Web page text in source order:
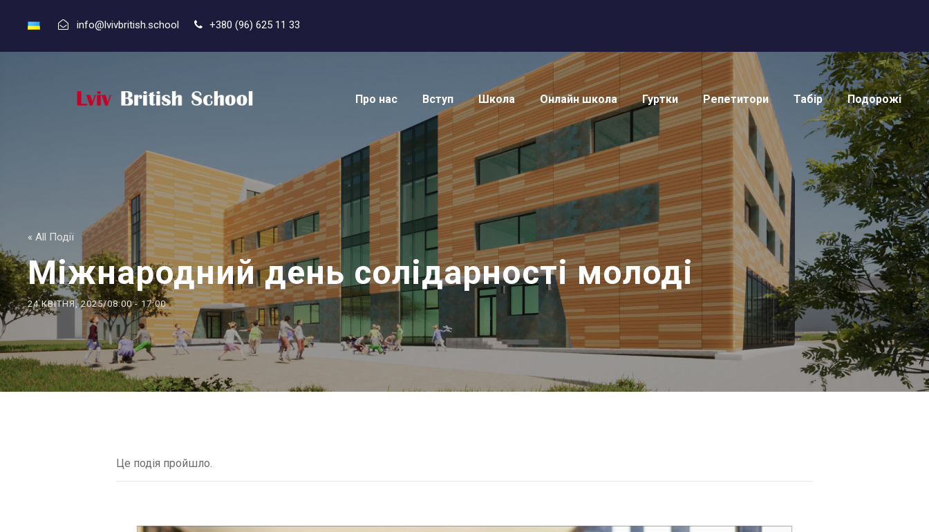
info@lvivbritish.school +380 (96) 625 11 33
Про нас Вступ Школа Онлайн школа Гуртки Репетитори Табір Подорожі
« All Події
Міжнародний день солідарності молоді
24 КВІТНЯ, 2025/08:00- 17:00
Це подія пройшло.